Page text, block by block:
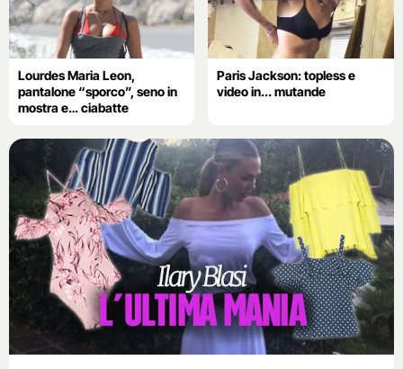
Lourdes Maria Leon,
pantalone “sporco”, seno in
mostra e… ciabatte
Paris Jackson: topless e
video in... mutande